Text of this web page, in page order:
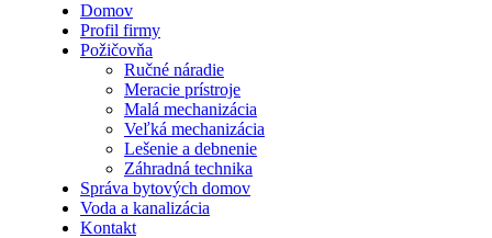
Domov
Profil firmy
Požičovňa
Ručné náradie
Meracie prístroje
Malá mechanizácia
Veľká mechanizácia
Lešenie a debnenie
Záhradná technika
Správa bytových domov
Voda a kanalizácia
Kontakt